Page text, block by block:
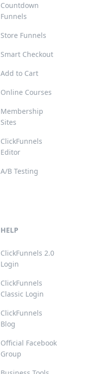
Countdown
Funnels
Store Funnels
Smart Checkout
Add to Cart
Online Courses
Membership
Sites
ClickFunnels
Editor
A/B Testing
HELP
ClickFunnels 2.0
Login
ClickFunnels
Classic Login
ClickFunnels
Blog
Official Facebook
Group